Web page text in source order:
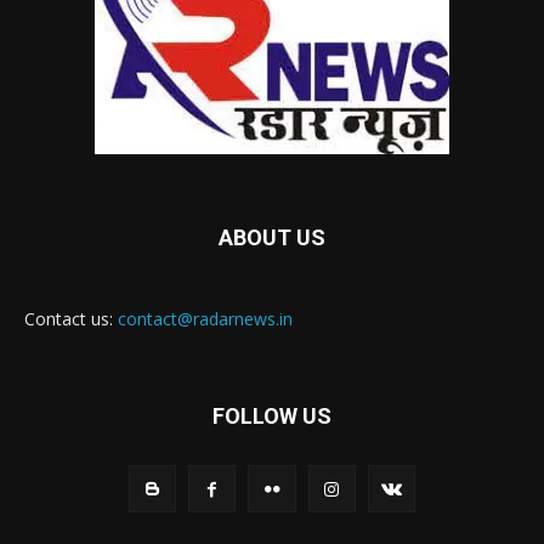
ABOUT US
Contact us: contact@radarnews.in
FOLLOW US